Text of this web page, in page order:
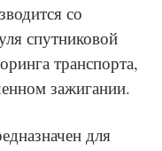
со
спутниковой
транспорта,
зажигании.
для